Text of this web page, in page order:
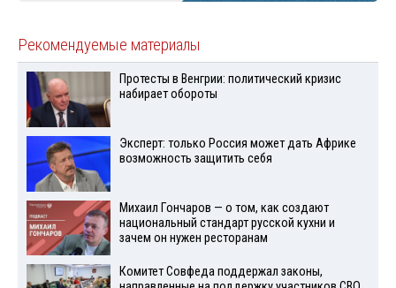
Рекомендуемые материалы
Протесты в Венгрии: политический кризис
набирает обороты
Эксперт: только Россия может дать Африке
возможность защитить себя
Михаил Гончаров — о том, как создают
национальный стандарт русской кухни и
зачем он нужен ресторанам
Комитет Совфеда поддержал законы,